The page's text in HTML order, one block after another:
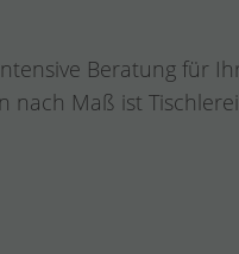
Beratung für
Maß ist